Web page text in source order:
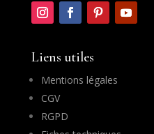
Liens utiles
Mentions légales
CGV
RGPD